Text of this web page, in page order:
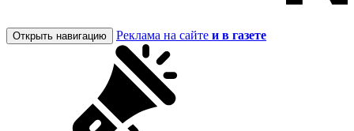
Открыть навигацию Реклама на сайте и в газете